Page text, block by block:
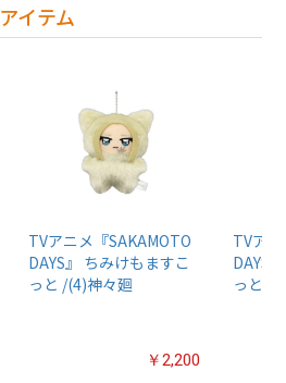
イテム
TVアニメ『SAKAMOTO
DAYS』 ちみけもますこ
っと /(4)神々廻
￥2,200
TVア
DAYS
っと /